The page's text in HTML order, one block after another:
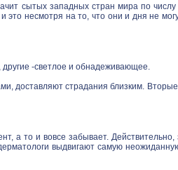
сытых западных стран мира по числу
это несмотря на то, что они и дня не
другие -светлое и обнадеживающее.
доставляют страдания близким.
а то и вовсе забывает. Действительно,
выдвигают самую